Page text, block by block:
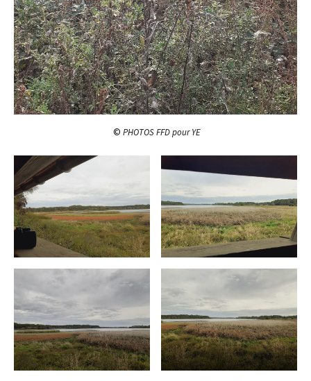
​ © PHOTOS FFD pour YE